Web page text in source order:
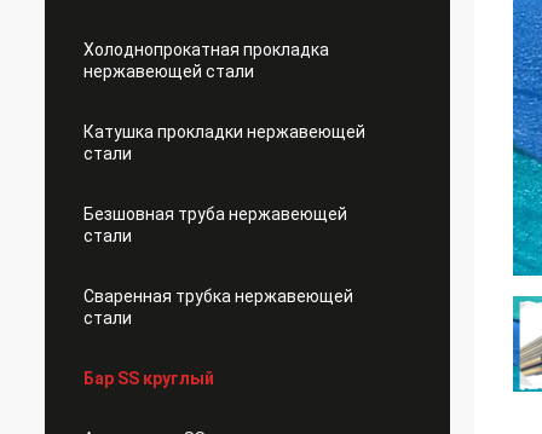
Холоднопрокатная прокладка
нержавеющей стали
Катушка прокладки нержавеющей
стали
Безшовная труба нержавеющей
стали
Сваренная трубка нержавеющей
стали
Бар SS круглый